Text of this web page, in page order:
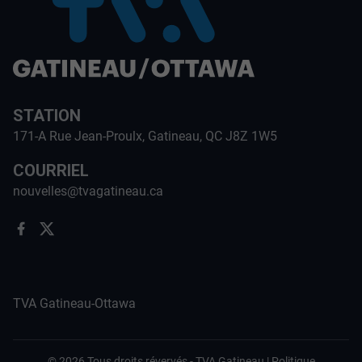
STATION
171-A Rue Jean-Proulx, Gatineau, QC J8Z 1W5
COURRIEL
nouvelles@tvagatineau.ca
TVA Gatineau-Ottawa